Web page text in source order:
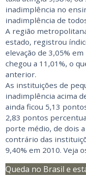
inadimplência no
inadimplência de
A região
estado, registrou
elevação de 3,05%
chegou a 11,01%, o
anterior.
As instituições de
inadimplência acima
ainda ficou 5,13
2,83 pontos
porte médio, de dois
contrário das
9,40% em 2010. Veja
Queda no Brasil e